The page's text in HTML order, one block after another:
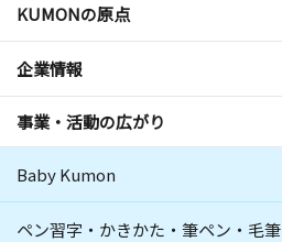
KUMONの原点
企業情報
事業・活動の広がり
Baby Kumon
ペン習字・かきかた・筆ペン・毛筆